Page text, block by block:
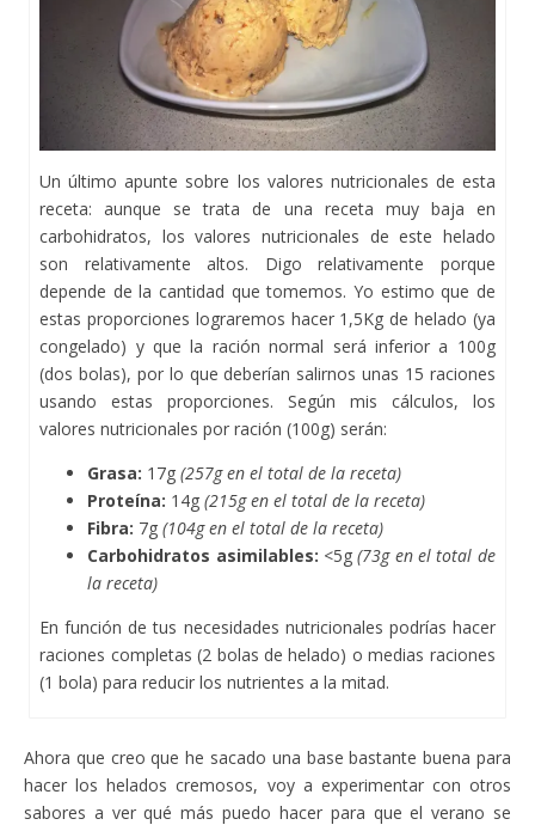
Un último apunte sobre los valores nutricionales de esta
receta: aunque se trata de una receta muy baja en
carbohidratos, los valores nutricionales de este helado
son relativamente altos. Digo relativamente porque
depende de la cantidad que tomemos. Yo estimo que de
estas proporciones lograremos hacer 1,5Kg de helado (ya
congelado) y que la ración normal será inferior a 100g
(dos bolas), por lo que deberían salirnos unas 15 raciones
usando estas proporciones. Según mis cálculos, los
valores nutricionales por ración (100g) serán:
Grasa: 17g(257g en el total de la receta)
Proteína: 14g (215g en el total de la receta)
Fibra: 7g(104g en el total de la receta)
Carbohidratos asimilables: <5g(73g en el total de
la receta)
En función de tus necesidades nutricionales podrías hacer
raciones completas (2 bolas de helado) o medias raciones
(1 bola) para reducir los nutrientes a la mitad.
Ahora que creo que he sacado una base bastante buena para
hacer los helados cremosos, voy a experimentar con otros
sabores a ver qué más puedo hacer para que el verano se